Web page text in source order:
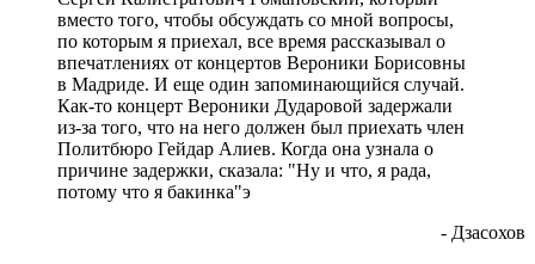
вместо того, чтобы обсуждать со мной вопросы,
по которым я приехал, все время рассказывал о
впечатлениях от концертов Вероники Борисовны
в Мадриде. И еще один запоминающийся случай.
Как-то концерт Вероники Дударовой задержали
из-за того, что на него должен был приехать член
Политбюро Гейдар Алиев. Когда она узнала о
причине задержки, сказала: "Ну и что, я рада,
потому что я бакинка"э
- Дзасохов